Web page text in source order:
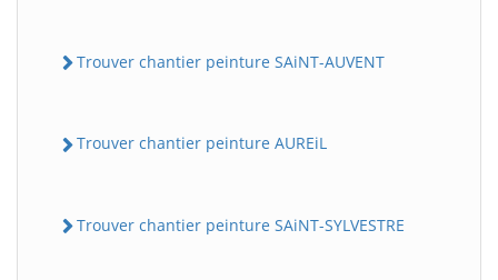
Trouver chantier peinture SAiNT-AUVENT
Trouver chantier peinture AUREiL
Trouver chantier peinture SAiNT-SYLVESTRE